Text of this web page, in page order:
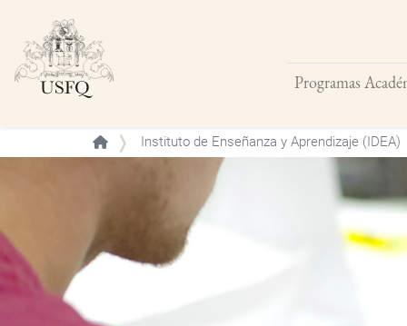
Programas
Buscar
Instituto de Enseñanza y Aprendizaje (IDEA)